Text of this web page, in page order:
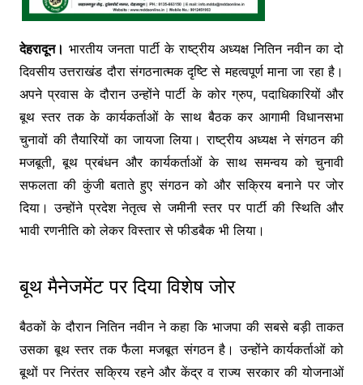
देहरादून। भारतीय जनता पार्टी के राष्ट्रीय अध्यक्ष नितिन नवीन का दो
दिवसीय उत्तराखंड दौरा संगठनात्मक दृष्टि से महत्वपूर्ण माना जा रहा है।
अपने प्रवास के दौरान उन्होंने पार्टी के कोर ग्रुप, पदाधिकारियों और
बूथ स्तर तक के कार्यकर्ताओं के साथ बैठक कर आगामी विधानसभा
चुनावों की तैयारियों का जायजा लिया। राष्ट्रीय अध्यक्ष ने संगठन की
मजबूती, बूथ प्रबंधन और कार्यकर्ताओं के साथ समन्वय को चुनावी
सफलता की कुंजी बताते हुए संगठन को और सक्रिय बनाने पर जोर
दिया। उन्होंने प्रदेश नेतृत्व से जमीनी स्तर पर पार्टी की स्थिति और
भावी रणनीति को लेकर विस्तार से फीडबैक भी लिया।
बूथ मैनेजमेंट पर दिया विशेष जोर
बैठकों के दौरान नितिन नवीन ने कहा कि भाजपा की सबसे बड़ी ताकत
उसका बूथ स्तर तक फैला मजबूत संगठन है। उन्होंने कार्यकर्ताओं को
बूथों पर निरंतर सक्रिय रहने और केंद्र व राज्य सरकार की योजनाओं